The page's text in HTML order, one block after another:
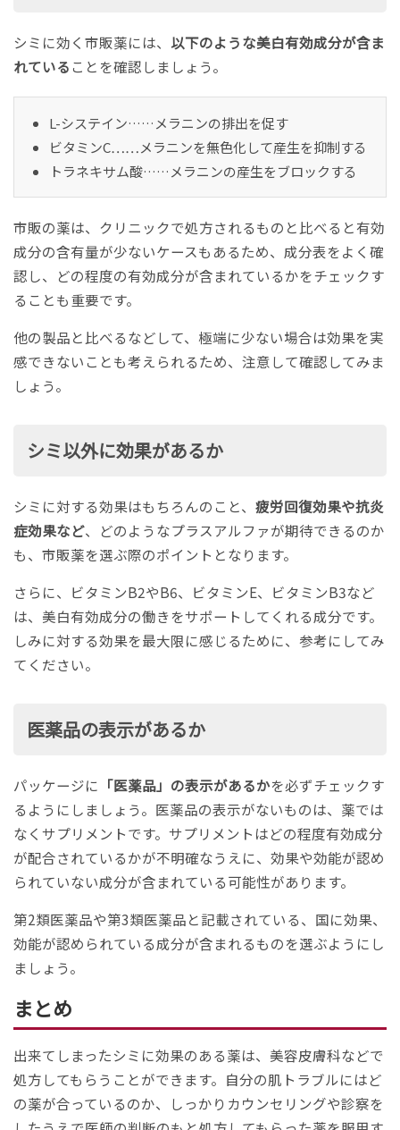
シミに効く市販薬には、 以下のような美白有効成分が含ま
れている ことを確認しましょう。
L-システイン……メラニンの排出を促す
ビタミンC……メラニンを無色化して産生を抑制する
トラネキサム酸……メラニンの産生をブロックする
市販の薬は、クリニックで処方されるものと比べると有効
成分の含有量が少ないケースもあるため、成分表をよく確
認し、どの程度の有効成分が含まれているかをチェックす
ることも重要です。
他の製品と比べるなどして、極端に少ない場合は効果を実
感できないことも考えられるため、注意して確認してみま
しょう。
シミ以外に効果があるか
シミに対する効果はもちろんのこと、 疲労回復効果や抗炎
症効果など、どのようなプラスアルファが期待できるのか
も、市販薬を選ぶ際のポイントとなります。
さらに、ビタミンB2やB6、ビタミンE、ビタミンB3など
は、美白有効成分の働きをサポートしてくれる成分です。
しみに対する効果を最大限に感じるために、参考にしてみ
てください。
医薬品の表示があるか
パッケージに 「医薬品」の表示があるかを必ずチェックす
るようにしましょう。医薬品の表示がないものは、薬では
なくサプリメントです。サプリメントはどの程度有効成分
が配合されているかが不明確なうえに、効果や効能が認め
られていない成分が含まれている可能性があります。
第2類医薬品や第3類医薬品と記載されている、国に効果、
効能が認められている成分が含まれるものを選ぶようにし
ましょう。
まとめ
出来てしまったシミに効果のある薬は、美容皮膚科などで
処方してもらうことができます。自分の肌トラブルにはど
の薬が合っているのか、しっかりカウンセリングや診察を